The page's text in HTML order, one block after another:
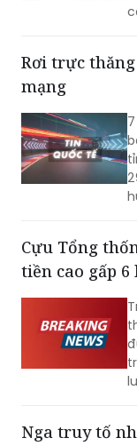
Rơi trực
Cựu Tổng
Nga truy tố